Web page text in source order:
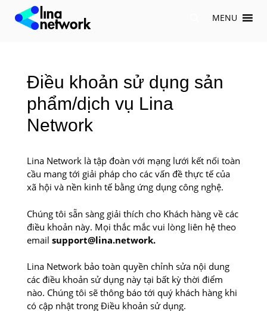
Chuyển
MENU
Điều khoản sử dụng sản
phẩm/dịch vụ Lina
Network
Lina Network là tập đoàn với mạng lưới kết nối toàn
cầu mang tới giải pháp cho các vấn đề thực tế của
xã hội và nền kinh tế bằng ứng dụng công nghệ.
Chúng tôi sẵn sàng giải thích cho Khách hàng về các
điều khoản này. Mọi thắc mắc vui lòng liên hệ theo
email support@lina.network.
Lina Network bảo toàn quyền chỉnh sửa nội dung
các điều khoản sử dụng này tại bất kỳ thời điểm
nào. Chúng tôi sẽ thông báo tới quý khách hàng khi
có cập nhật trong Điều khoản sử dụng.